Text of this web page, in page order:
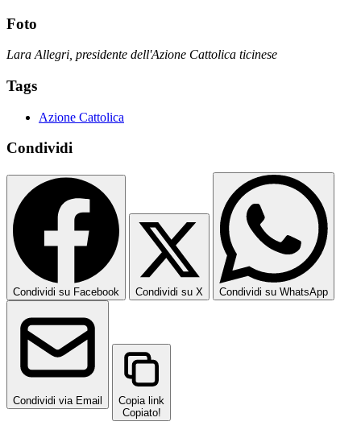
Foto
Lara Allegri, presidente dell'Azione Cattolica ticinese
Tags
Azione Cattolica
Condividi
Condividi su Facebook Condividi su X Condividi su WhatsApp
Condividi via Email
Copia link
Copiato!